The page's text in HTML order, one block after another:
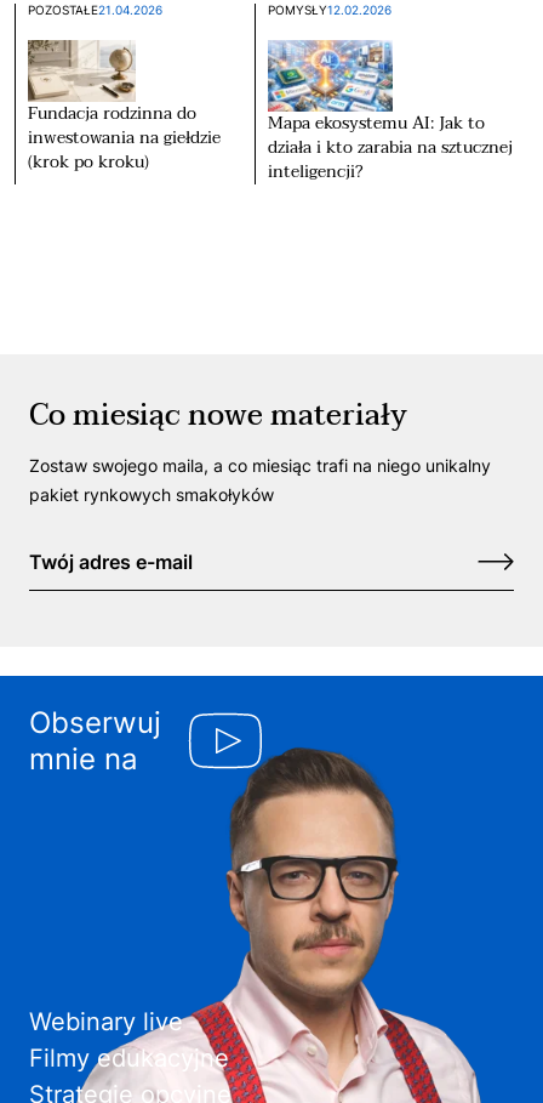
POZOSTAŁE21.04.2026
Fundacja rodzinna do
inwestowania na giełdzie
(krok po kroku)
POMYSŁY12.02.2026
Mapa ekosystemu AI: Jak to
działa i kto zarabia na sztucznej
inteligencji?
Co miesiąc nowe materiały
Zostaw swojego maila, a co miesiąc trafi na niego unikalny
pakiet rynkowych smakołyków
Obserwuj
mnie na
Webinary live
Filmy edukacyjne
Strategie opcyjne